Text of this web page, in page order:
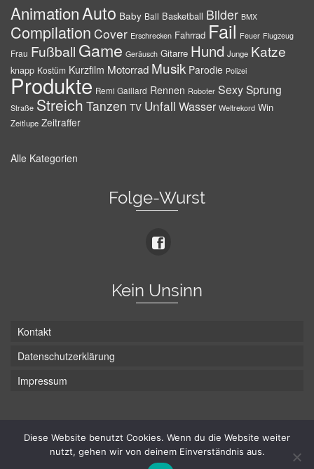
AnimationAuto Baby Ball Basketball Bilder BMX
Compilation Cover Erschrecken Fahrrad Fail Feuer Flugzeug
Frau Fußball Game Geräusch Gitarre Hund Junge Katze
knapp Kostüm Kurzfilm Motorrad Musik Parodie Polizei
Produkte Remi Gaillard Rennen Roboter SexySprung
Straße Streich Tanzen TV Unfall Wasser Weltrekord Win
Zeitlupe Zeitraffer
Alle Kategorien
Folge-Wurst
Kein Unsinn
Kontakt
Datenschutzerklärung
Impressum
© Hans-Wurst.net - Gute Laune seit 2005
Diese Website benutzt Cookies. Wenn du die Website weiter
nutzt, gehen wir von deinem Einverständnis aus.